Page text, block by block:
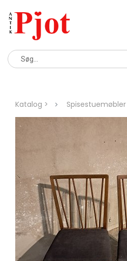
Katalog > Spisestuemøbler